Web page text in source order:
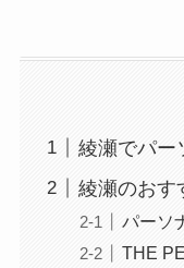
綾瀬でパー
綾瀬のおす
パーソ
THE